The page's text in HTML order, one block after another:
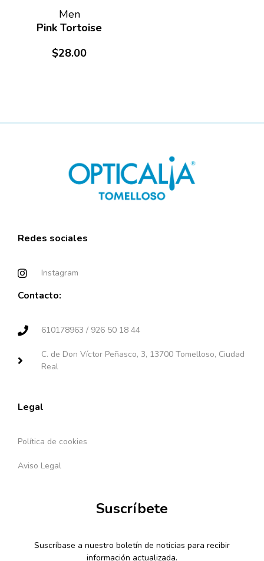
Men
Pink Tortoise
$28.00
Redes sociales
Instagram
Contacto:
610178963 / 926 50 18 44
C. de Don Víctor Peñasco, 3, 13700 Tomelloso, Ciudad
Real
Legal
Política de cookies
Aviso Legal
Suscríbete
Suscríbase a nuestro boletín de noticias para recibir
información actualizada.
Elche Alicante